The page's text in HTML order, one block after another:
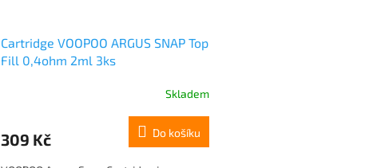
Cartridge VOOPOO ARGUS SNAP Top
Fill 0,4ohm 2ml 3ks
Skladem
309 Kč Do košíku